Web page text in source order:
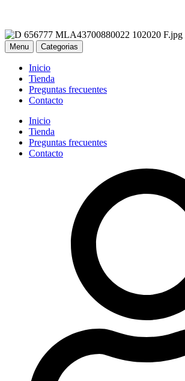
Menu Categorias
Inicio
Tienda
Preguntas frecuentes
Contacto
Inicio
Tienda
Preguntas frecuentes
Contacto